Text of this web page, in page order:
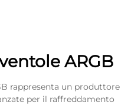
ARGB
rappresenta un produttore
per il raffreddamento